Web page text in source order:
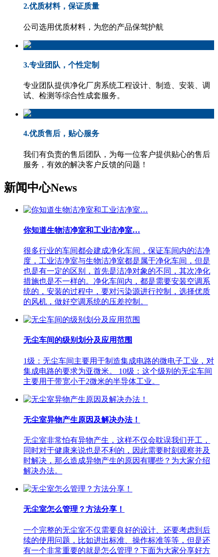
2.优质材料，保证质量
公司选用优质材料，为您的产品保驾护航
3.专业团队，个性定制
专业团队提供净化厂房系统工程设计、制造、安装、调
试、检测等综合性成套服务。
4.优质售后，贴心服务
我们有负责的售后团队，为每一位客户提供贴心的售后
服务，有效的解决客户反馈的问题！
新闻中心News
你知道生物洁净室和工业洁净室…
很多行业的车间都会建成净化车间，保证车间内的洁净
度，工业洁净室与生物洁净室都是属于净化车间，但是
也是有一定的区别，首先是洁净对象的不同，其次净化
措施也是不一样的。净化车间内，都是需要安装空调系
统的，安装的过程中，要对污染源进行控制，选择优质
的风机，做好空调系统的压差控制。
无尘车间的级别划分及应用范围
1级：无尘车间主要用于制造集成电路的微电子工业，对
集成电路的要求为亚微米。 10级：这个级别的无尘车间
主要用于带宽小于2微米的半导体工业。
无尘室异物产生原因及解决办法！
无尘室非常怕有异物产生，这样不仅会耽误我们开工，
同时对于健康来说也是不利的，因此需要时刻观察并及
时解决，那么造成异物产生的原因有哪些？为大家介绍
解决办法。
无尘室怎么管理？方法分享！
一个完整的无尘室不仅需要良好的设计、还要考虑到后
续的使用问题，比如进出标准、操作标准等等，但是还
有一个非常重要的就是怎么管理？下面为大家分享好方